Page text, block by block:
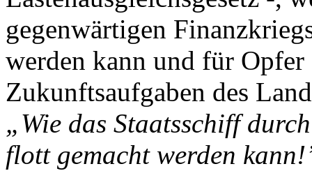
gegenwärtigen
werden kann und für
Zukunftsaufgaben des
„Wie das Staatsschiff
flott gemacht werden